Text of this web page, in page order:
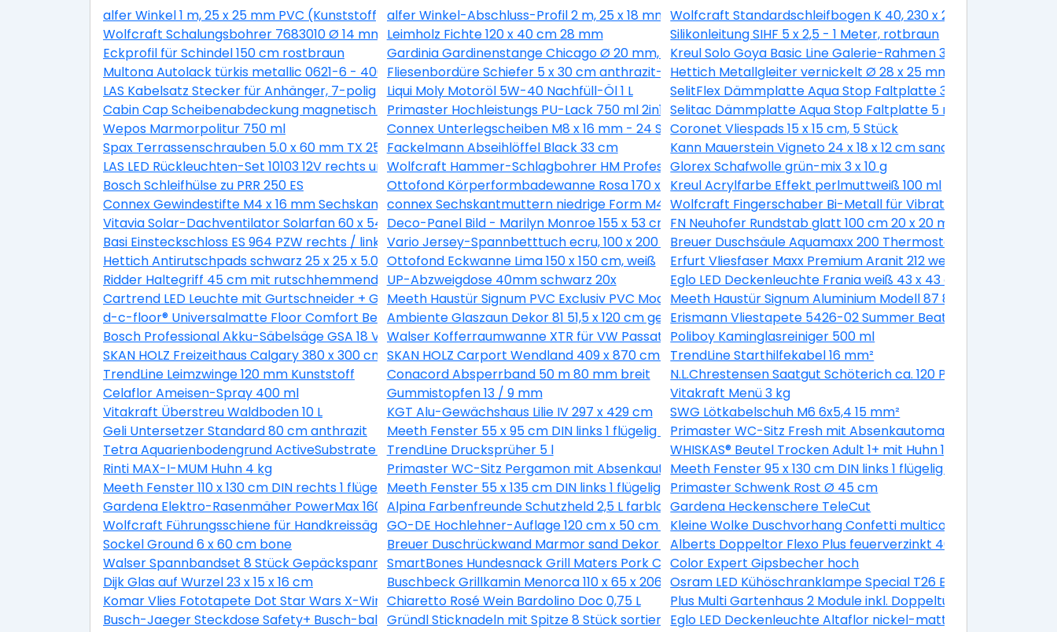
alfer Winkel 1 m, 25 x 25 mm PVC (Kunststoff) glatt weissalfer Winkel-Abschluss-Profil 2 m, 25 x 18 mm Aluminium eloxiert silberWolfcraft Standardschleifbogen K 40, 230 x 280 cm
Wolfcraft Schalungsbohrer 7683010 Ø 14 mm Leimholz Fichte 120 x 40 cm 28 mm
Silikonleitung SIHF 5 x 2,5 - 1 Meter, rotbraun
Eckprofil für Schindel 150 cm rostbraun
Gardinia Gardinenstange Chicago Ø 20 mm, edelstahl-optik, 160 cmKreul Solo Goya Basic Line Galerie-Rahmen 30 x 30 cm
Multona Autolack türkis metallic 0621-6 - 400mlFliesenbordüre Schiefer 5 x 30 cm anthrazit-braunHettich Metallgleiter vernickelt Ø 28 x 25 mm -1 Stück
LAS Kabelsatz Stecker für Anhänger, 7-polig
Liqui Moly Motoröl 5W-40 Nachfüll-Öl 1 L
SelitFlex Dämmplatte Aqua Stop Faltplatte 3 mm stark
Cabin Cap Scheibenabdeckung magnetisch für PKW 94x270cmPrimaster Hochleistungs PU-Lack 750 ml 2in1 schokoladenbraun glänzend
Selitac Dämmplatte Aqua Stop Faltplatte 5 mm stark
Wepos Marmorpolitur 750 ml
Connex Unterlegscheiben M8 x 16 mm - 24 Stk.Coronet Vliespads 15 x 15 cm, 5 Stück
Spax Terrassenschrauben 5.0 x 60 mm TX 25 - 200 Stk.Fackelmann Abseihlöffel Black 33 cm
Kann Mauerstein Vigneto 24 x 18 x 12 cm sandsteingelb
LAS LED Rückleuchten-Set 10103 12V rechts und linksWolfcraft Hammer-Schlagbohrer HM Professional SDS-plus Schaft Ø 6 mm
Glorex Schafwolle grün-mix 3 x 10 g
Bosch Schleifhülse zu PRR 250 ES
Ottofond Körperformbadewanne Rosa 170 x 75 cm, weißKreul Acrylfarbe Effekt perlmuttweiß 100 ml
Connex Gewindestifte M4 x 16 mm Sechskant Innen 2 mm - 20 Stk.connex Sechskantmuttern niedrige Form M4 Stahl verzinkt - 40 StückWolfcraft Fingerschaber Bi-Metall für Vibrationssägen
Vitavia Solar-Dachventilator Solarfan 60 x 54,4 cmDeco-Panel Bild - Marilyn Monroe 155 x 53 cm FN Neuhofer Rundstab glatt 100 cm 20 x 20 mm
Basi Einsteckschloss ES 964 PZW rechts / links Vario Jersey-Spannbetttuch ecru, 100 x 200 cmBreuer Duschsäule Aquamaxx 200 Thermostat Thermostat,
Hettich Antirutschpads schwarz 25 x 25 x 5.0 mm - 18 StückOttofond Eckwanne Lima 150 x 150 cm, weiß
Erfurt Vliesfaser Maxx Premium Aranit 212 weiß 12,5 x 0,53 m
Ridder Haltegriff 45 cm mit rutschhemmender GriffflächeUP-Abzweigdose 40mm schwarz 20x
Eglo LED Deckenleuchte Frania weiß 43 x 43 cm warmweiß
Cartrend LED Leuchte mit Gurtschneider + GlasbrecherMeeth Haustür Signum PVC Exclusiv PVC Modell 70 88 x 200 cm, DIN rechts, weiß/titan
Meeth Haustür Signum Aluminium Modell 87 88 x 200 cm, DIN
d-c-floor® Universalmatte Floor Comfort Beachwood 50 x 80 cmAmbiente Glaszaun Dekor 81 51,5 x 120 cm gehärtetes 8 mm GlasErismann Vliestapete 5426-02 Summer Beat floral beige 10,05
Bosch Professional Akku-Säbelsäge GSA 18 V-LI C Solo in L-BoxxWalser Kofferraumwanne XTR für VW Passat (B6) VariantPoliboy Kaminglasreiniger 500 ml
SKAN HOLZ Freizeithaus Calgary 380 x 300 cm mit 2. Schalung, naturSKAN HOLZ Carport Wendland 409 x 870 cm mit EPDM-DachTrendLine Starthilfekabel 16 mm²
TrendLine Leimzwinge 120 mm Kunststoff
Conacord Absperrband 50 m 80 mm breit
N.L.Chrestensen Saatgut Schöterich ca. 120 Pflanzen
Celaflor Ameisen-Spray 400 ml
Gummistopfen 13 / 9 mm
Vitakraft Menü 3 kg
Vitakraft Überstreu Waldboden 10 L
KGT Alu-Gewächshaus Lilie IV 297 x 429 cm
SWG Lötkabelschuh M6 6x5,4 15 mm²
Geli Untersetzer Standard 80 cm anthrazit
Meeth Fenster 55 x 95 cm DIN links 1 flügelig Dreh-Kipp weißPrimaster WC-Sitz Fresh mit Absenkautomatik
Tetra Aquarienbodengrund ActiveSubstrate 3LTrendLine Drucksprüher 5 l
WHISKAS® Beutel Trocken Adult 1+ mit Huhn 1,9 kg 1,9 kg
Rinti MAX-I-MUM Huhn 4 kg
Primaster WC-Sitz Pergamon mit AbsenkautomatikMeeth Fenster 95 x 130 cm DIN links 1 flügelig Dreh-Kipp
Meeth Fenster 110 x 130 cm DIN rechts 1 flügelig Dreh-Kipp weiß/ titanMeeth Fenster 55 x 135 cm DIN links 1 flügelig Dreh-Kipp golden Oak
Primaster Schwenk Rost Ø 45 cm
Gardena Elektro-Rasenmäher PowerMax 1600/37 inkl. ErsatzmesserAlpina Farbenfreunde Schutzheld 2,5 L farblos mattGardena Heckenschere TeleCut
Wolfcraft Führungsschiene für Handkreissäge 190 x 1450 x 12 mmGO-DE Hochlehner-Auflage 120 cm x 50 cm x 7 cm, grau, anthrazitKleine Wolke Duschvorhang Confetti multicolor, 180 x 200 cm
Sockel Ground 6 x 60 cm bone
Breuer Duschrückwand Marmor sand Dekor 150 x 255 x 0,3 cmAlberts Doppeltor Flexo Plus feuerverzinkt 400 x 160 cm
Walser Spannbandset 8 Stück Gepäckspanner 8 teiligSmartBones Hundesnack Grill Maters Pork Chop 3 StückColor Expert Gipsbecher hoch
Dijk Glas auf Wurzel 23 x 15 x 16 cm
Buschbeck Grillkamin Menorca 110 x 65 x 206 cmOsram LED Kühöschranklampe Special T26 E14 2,3W
Komar Vlies Fototapete Dot Star Wars X-Wing Ø 128 cm selbstklebend
Chiaretto Rosé Wein Bardolino Doc 0,75 L
Plus Multi Gartenhaus 2 Module inkl. Doppeltür 10,5 m²
Busch-Jaeger Steckdose Safety+ Busch-balance® SI, alpinweiß, 20 EUCB-914
Gründl Sticknadeln mit Spitze 8 Stück sortiert Eglo LED Deckenleuchte Altaflor nickel-matt 65 x 30 cm